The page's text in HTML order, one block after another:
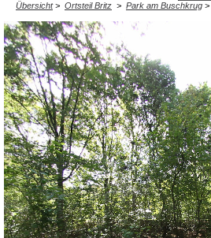
Übersicht> Ortsteil Britz > Park am Buschkrug >